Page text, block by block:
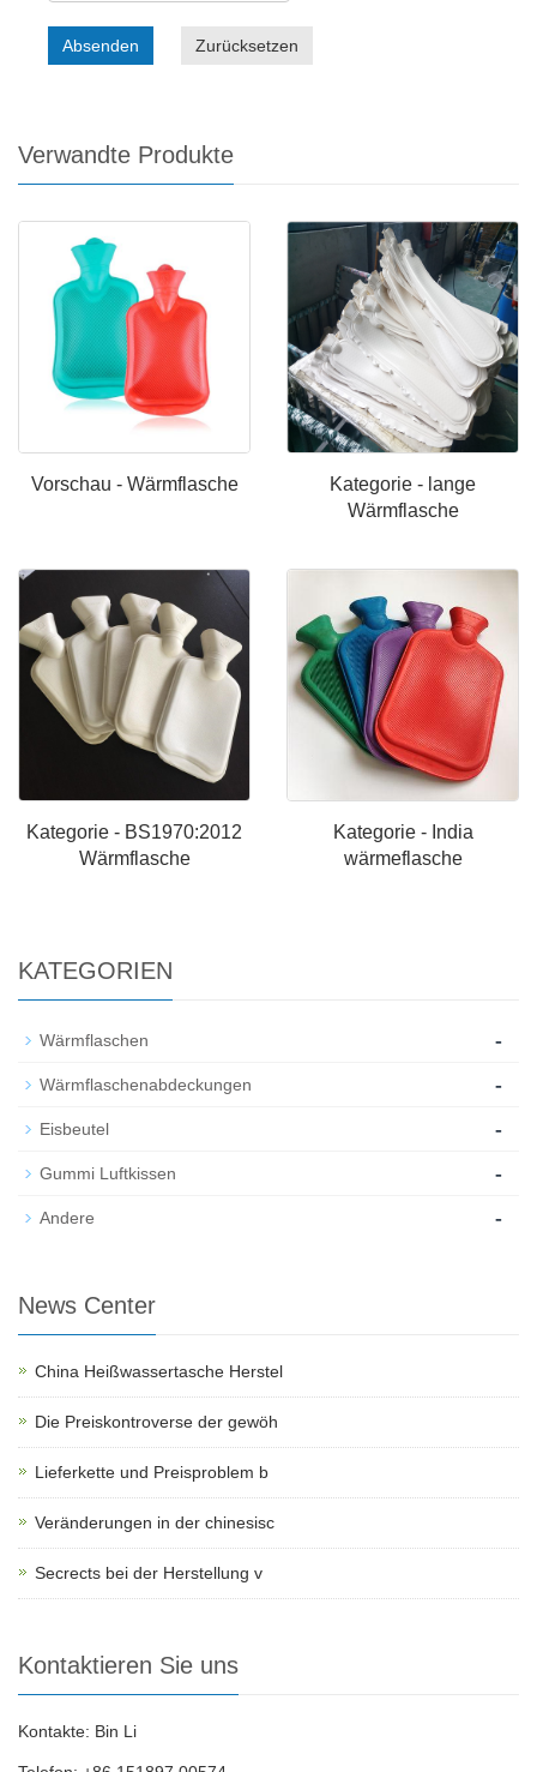
Absenden Zurücksetzen
Verwandte Produkte
Vorschau - Wärmflasche
Kategorie - lange
Wärmflasche
Kategorie - BS1970:2012
Wärmflasche
Kategorie - India
wärmeflasche
KATEGORIEN
Wärmflaschen -
Wärmflaschenabdeckungen -
Eisbeutel -
Gummi Luftkissen -
Andere -
News Center
China Heißwassertasche Herstel
Die Preiskontroverse der gewöh
Lieferkette und Preisproblem b
Veränderungen in der chinesisc
Secrects bei der Herstellung v
Kontaktieren Sie uns
Kontakte: Bin Li